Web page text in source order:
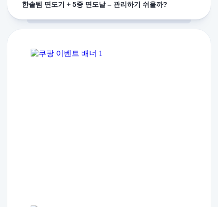
한솔템 면도기 + 5중 면도날 – 관리하기 쉬울까?